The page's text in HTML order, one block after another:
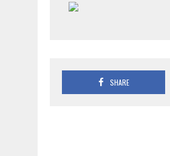
SHARE